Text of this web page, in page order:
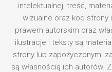
intelektualnej, treść,
wizualne oraz kod
prawem autorskim oraz
ilustracje i teksty są
strony lub zapożyczonymi
są własnością ich autorów.